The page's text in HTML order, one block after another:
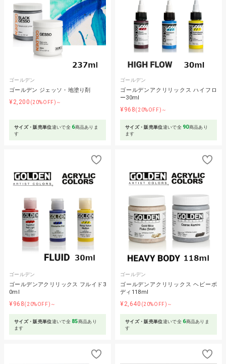
ゴールデン
ゴールデン ジェッソ・地塗り剤
¥2,200 (20%OFF)～
サイズ・販売単位違いで全 6商品ありま
す
ゴールデン
ゴールデンアクリリックス ハイフロ
ー30ml
¥968(20%OFF)～
サイズ・販売単位違いで全 90商品あり
ます
ゴールデン
ゴールデンアクリリックス フルイド3
0ml
¥968(20%OFF)～
サイズ・販売単位違いで全 85商品あり
ます
ゴールデン
ゴールデンアクリリックス ヘビーボ
ディ118ml
¥2,640 (20%OFF)～
サイズ・販売単位違いで全 6商品ありま
す